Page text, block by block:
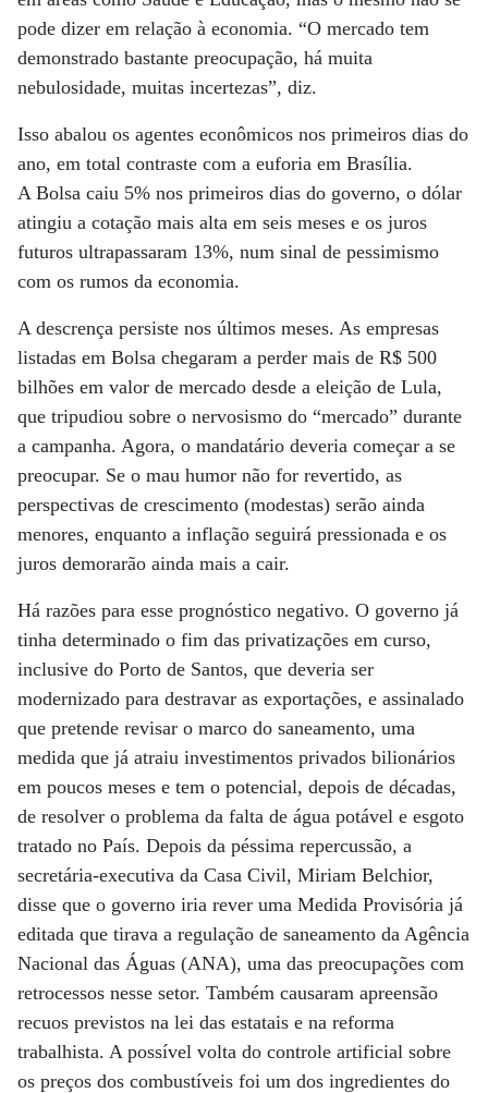
pode dizer em relação à economia. “O mercado tem
demonstrado bastante preocupação, há muita
nebulosidade, muitas incertezas”, diz.
Isso abalou os agentes econômicos nos primeiros dias do
ano, em total contraste com a euforia em Brasília.
A Bolsa caiu 5% nos primeiros dias do governo, o dólar
atingiu a cotação mais alta em seis meses e os juros
futuros ultrapassaram 13%, num sinal de pessimismo
com os rumos da economia.
A descrença persiste nos últimos meses. As empresas
listadas em Bolsa chegaram a perder mais de R$ 500
bilhões em valor de mercado desde a eleição de Lula,
que tripudiou sobre o nervosismo do “mercado” durante
a campanha. Agora, o mandatário deveria começar a se
preocupar. Se o mau humor não for revertido, as
perspectivas de crescimento (modestas) serão ainda
menores, enquanto a inflação seguirá pressionada e os
juros demorarão ainda mais a cair.
Há razões para esse prognóstico negativo. O governo já
tinha determinado o fim das privatizações em curso,
inclusive do Porto de Santos, que deveria ser
modernizado para destravar as exportações, e assinalado
que pretende revisar o marco do saneamento, uma
medida que já atraiu investimentos privados bilionários
em poucos meses e tem o potencial, depois de décadas,
de resolver o problema da falta de água potável e esgoto
tratado no País. Depois da péssima repercussão, a
secretária-executiva da Casa Civil, Miriam Belchior,
disse que o governo iria rever uma Medida Provisória já
editada que tirava a regulação de saneamento da Agência
Nacional das Águas (ANA), uma das preocupações com
retrocessos nesse setor. Também causaram apreensão
recuos previstos na lei das estatais e na reforma
trabalhista. A possível volta do controle artificial sobre
os preços dos combustíveis foi um dos ingredientes do